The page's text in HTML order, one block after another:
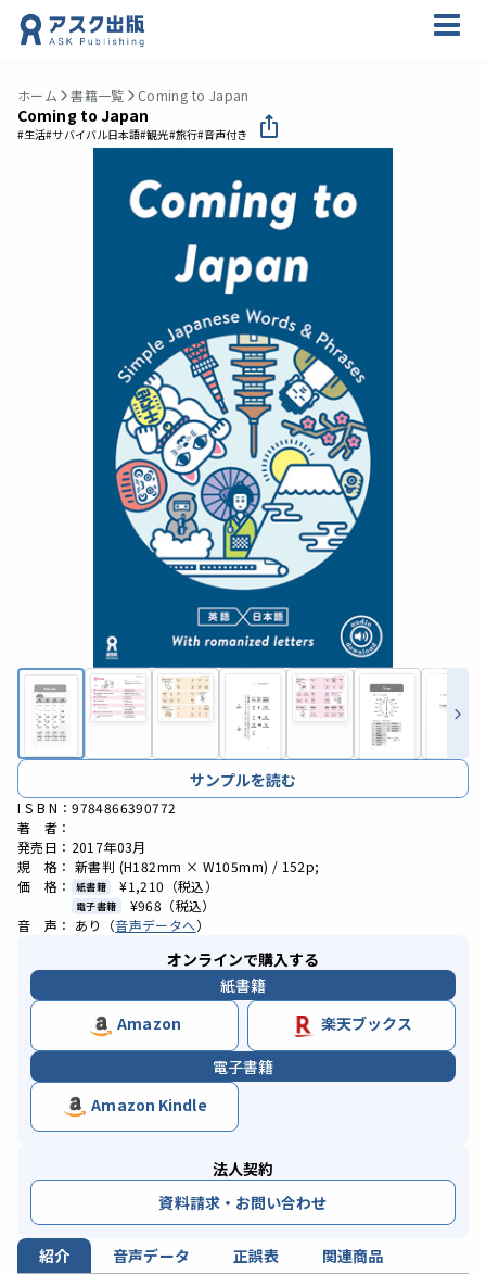
ホーム 書籍一覧 Coming to Japan
Coming to Japan
#生活#サバイバル日本語#観光#旅行#音声付き
サンプルを読む
I S B N：9784866390772
著 者：
発売日：2017年03月
規 格： 新書判 (H182mm × W105mm) / 152p;
価 格：
紙書籍 ¥1,210 （税込）
電子書籍 ¥968 （税込）
音 声： あり（音声データへ）
オンラインで購入する
紙書籍
Amazon
楽天ブックス
電子書籍
Amazon Kindle
法人契約
資料請求・お問い合わせ
紹介 音声データ 正誤表 関連商品